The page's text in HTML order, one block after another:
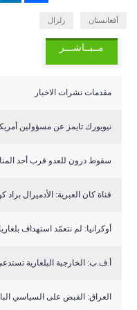
أفغانستان زلزال
مــبــاشـــر
مقدمات نشرات الاخبار
نيويورك تايمز عن مسؤولين
سقوط درون للعدو قرب أحد
قناة كان العبرية: الأدميرال
أوكرانيا: لم نتعمّد استهداف
أ.ف.ب: الخارجية البلغارية
العراق: القبض على السياسي